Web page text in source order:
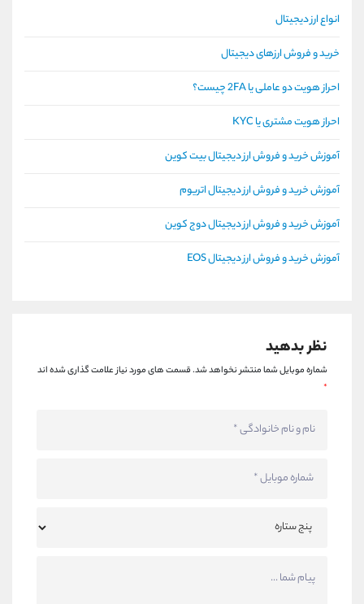
انواع ارز دیجیتال
خرید و فروش ارزهای دیجیتال
احراز هویت دو عاملی یا 2FA چیست؟
احراز هویت مشتری یا KYC
آموزش خرید و فروش ارز دیجیتال بیت کوین
آموزش خرید و فروش ارز دیجیتال اتریوم
آموزش خرید و فروش ارز دیجیتال دوج کوین
آموزش خرید و فروش ارز دیجیتال EOS
نظر بدهید
شماره موبایل شما منتشر نخواهد شد.قسمت های مورد نیاز علامت گذاری شده اند
*